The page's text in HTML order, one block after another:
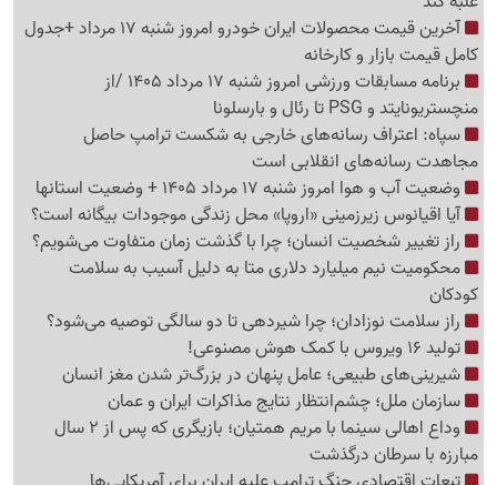
آخرین قیمت محصولات ایران خودرو امروز شنبه 17 مرداد +جدول
کامل قیمت بازار و کارخانه
برنامه مسابقات ورزشی امروز شنبه 17 مرداد 1405 /از
منچستریونایتد و PSG تا رئال و بارسلونا
سپاه: اعتراف رسانه‌های خارجی به شکست ترامپ حاصل
مجاهدت رسانه‌های انقلابی است
وضعیت آب و هوا امروز شنبه 17 مرداد 1405 + وضعیت استانها
آیا اقیانوس زیرزمینی «اروپا» محل زندگی موجودات بیگانه است؟
راز تغییر شخصیت انسان؛ چرا با گذشت زمان متفاوت می‌شویم؟
محکومیت نیم میلیارد دلاری متا به دلیل آسیب به سلامت
کودکان
راز سلامت نوزادان؛ چرا شیردهی تا دو سالگی توصیه می‌شود؟
تولید 16 ویروس با کمک هوش مصنوعی!
شیرینی‌های طبیعی؛ عامل پنهان در بزرگ‌تر شدن مغز انسان
سازمان ملل؛ چشم‌انتظار نتایج مذاکرات ایران و عمان
وداع اهالی سینما با مریم همتیان؛ بازیگری که پس از 2 سال
مبارزه با سرطان درگذشت